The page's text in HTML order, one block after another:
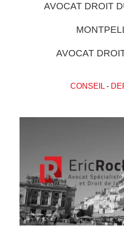
AVOCAT DROIT
AVOCAT
CONSEIL-